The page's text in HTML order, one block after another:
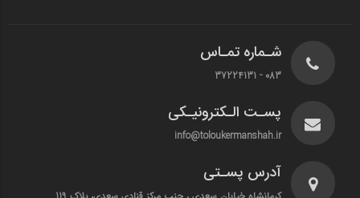
شـماره تمـاس
083 - 37224131
پسـت الـکترونیـکی
info@toloukermanshah.ir
آدرس پسـتی